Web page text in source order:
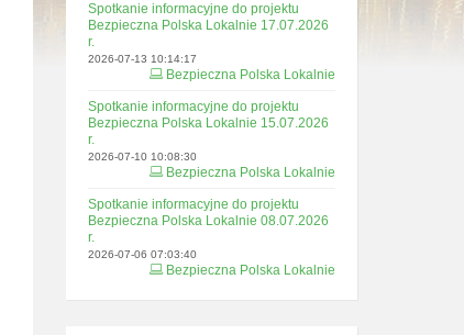
Spotkanie informacyjne do projektu
Bezpieczna Polska Lokalnie 17.07.2026
r.
2026-07-13 10:14:17
Bezpieczna Polska Lokalnie
Spotkanie informacyjne do projektu
Bezpieczna Polska Lokalnie 15.07.2026
r.
2026-07-10 10:08:30
Bezpieczna Polska Lokalnie
Spotkanie informacyjne do projektu
Bezpieczna Polska Lokalnie 08.07.2026
r.
2026-07-06 07:03:40
Bezpieczna Polska Lokalnie